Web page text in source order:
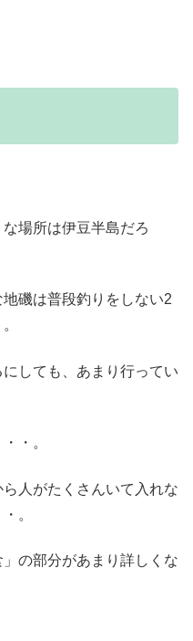
場所は伊豆半島だろ
磯は普段釣りをしない2
しても、あまり行ってい
・。
人がたくさんいて入れな
。
の部分があまり詳しくな